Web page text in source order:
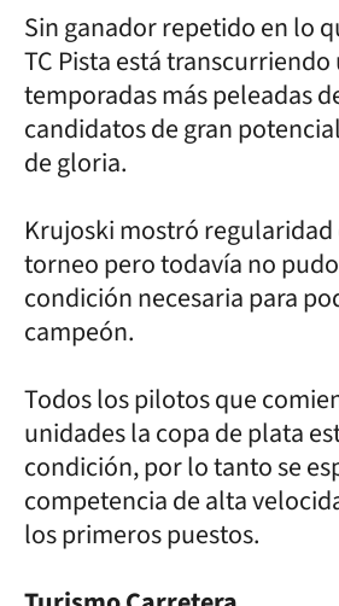
Sin ganador repetido en lo
TC Pista está transcurriendo
temporadas más peleadas
candidatos de gran
de gloria.
Krujoski mostró regularidad
torneo pero todavía no
condición necesaria para
campeón.
Todos los pilotos que
unidades la copa de plata
condición, por lo tanto se
competencia de alta
los primeros puestos.